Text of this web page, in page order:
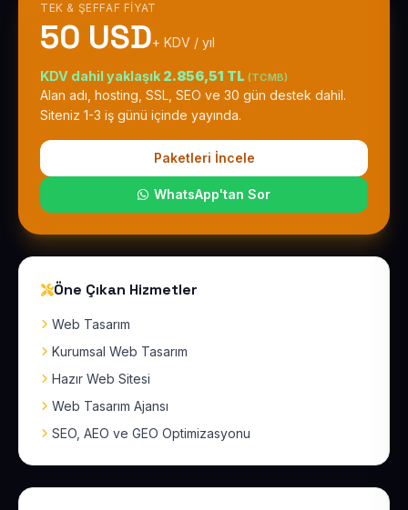
TEK & ŞEFFAF FIYAT
50 USD+ KDV / yıl
KDV dahil yaklaşık 2.856,51 TL (TCMB)
Alan adı, hosting, SSL, SEO ve 30 gün destek dahil.
Siteniz 1-3 iş günü içinde yayında.
Paketleri İncele
WhatsApp'tan Sor
Öne Çıkan Hizmetler
Web Tasarım
Kurumsal Web Tasarım
Hazır Web Sitesi
Web Tasarım Ajansı
SEO, AEO ve GEO Optimizasyonu